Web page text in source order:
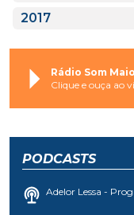
2017
Rádio Som
Clique e ouça ao
PODCASTS
Adelor Lessa -